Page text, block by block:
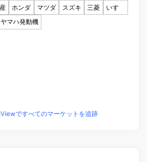
ホンダ マツダ スズキ 三菱
いすゞ
ヤマハ発動機
ですべてのマーケットを追跡